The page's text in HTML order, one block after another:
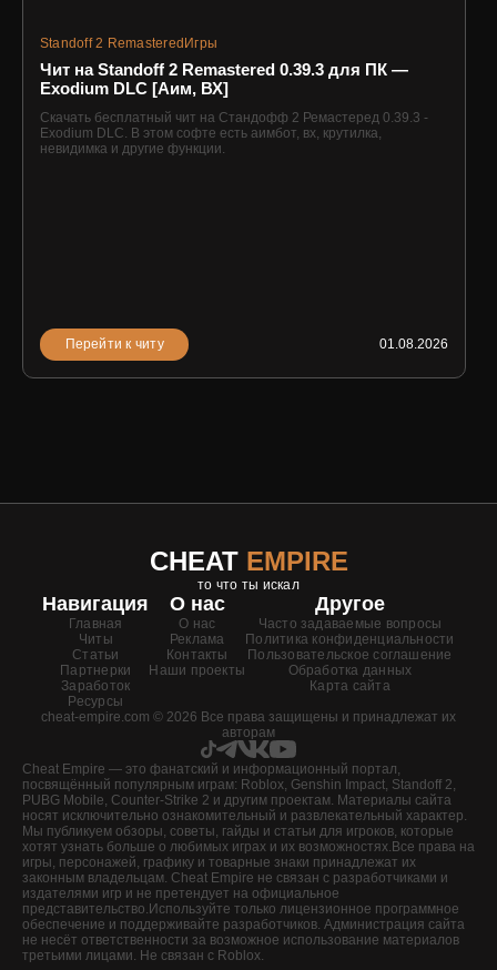
Standoff 2 Remastered Игры
Чит на Standoff 2 Remastered 0.39.3 для ПК —
Exodium DLC [Аим, ВХ]
Скачать бесплатный чит на Стандофф 2 Ремастеред 0.39.3 -
Exodium DLC. В этом софте есть аимбот, вх, крутилка,
невидимка и другие функции.
Перейти к читу 01.08.2026
CHEAT EMPIRE
то что ты искал
Навигация
Главная
Читы
Статьи
Партнерки
Заработок
Ресурсы
О нас
О нас
Реклама
Контакты
Наши проекты
Другое
Часто задаваемые вопросы
Политика конфиденциальности
Пользовательское соглашение
Обработка данных
Карта сайта
cheat-empire.com © 2026 Все права защищены и принадлежат их
авторам
Cheat Empire — это фанатский и информационный портал,
посвящённый популярным играм: Roblox, Genshin Impact, Standoff 2,
PUBG Mobile, Counter-Strike 2 и другим проектам. Материалы сайта
носят исключительно ознакомительный и развлекательный характер.
Мы публикуем обзоры, советы, гайды и статьи для игроков, которые
хотят узнать больше о любимых играх и их возможностях.Все права на
игры, персонажей, графику и товарные знаки принадлежат их
законным владельцам. Cheat Empire не связан с разработчиками и
издателями игр и не претендует на официальное
представительство.Используйте только лицензионное программное
обеспечение и поддерживайте разработчиков. Администрация сайта
не несёт ответственности за возможное использование материалов
третьими лицами. Не связан с Roblox.